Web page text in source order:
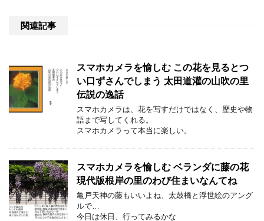
関連記事
スマホカメラを愉しむ この花を見るとつ
い口ずさんでしまう 太田道灌の山吹の里
伝説の逸話
スマホカメラは、花を写すだけではなく、歴史や物
語まで写してくれる。
スマホカメラって本当に楽しい。
スマホカメラを愉しむ ベランダに藤の花
現代版根岸の里のわび住まいなんてね
亀戸天神の藤もいいよね、太鼓橋と浮世絵のアング
ルで…
今日は休日、行ってみるかな